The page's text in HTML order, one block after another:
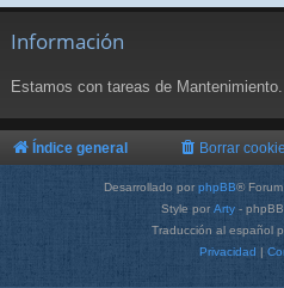
Información
Estamos con tareas de
Índice general Borrar
Desarrollado por phpBB®
Style por Arty -
Traducción al español
Privacidad |